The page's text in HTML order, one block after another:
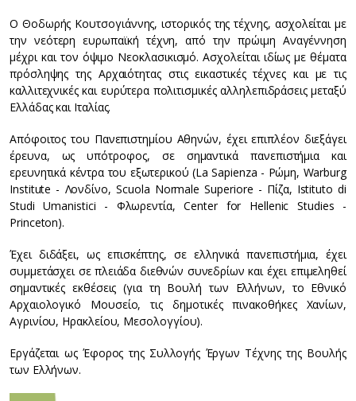
Ο Θοδωρής Κουτσογιάννης, ιστορικός της τέχνης, ασχολείται με
την νεότερη ευρωπαϊκή τέχνη, από την πρώιμη Αναγέννηση
μέχρι και τον όψιμο Νεοκλασικισμό. Ασχολείται ιδίως με θέματα
πρόσληψης της Αρχαιότητας στις εικαστικές τέχνες και με τις
καλλιτεχνικές και ευρύτερα πολιτισμικές αλληλεπιδράσεις μεταξύ
Ελλάδας και Ιταλίας.
Απόφοιτος του Πανεπιστημίου Αθηνών, έχει επιπλέον διεξάγει
έρευνα, ως υπότροφος, σε σημαντικά πανεπιστήμια και
ερευνητικά κέντρα του εξωτερικού (La Sapienza - Ρώμη, Warburg
Institute - Λονδίνο, Scuola Normale Superiore - Πίζα, Istituto di
Studi Umanistici - Φλωρεντία, Center for Hellenic Studies -
Princeton).
Έχει διδάξει, ως επισκέπτης, σε ελληνικά πανεπιστήμια, έχει
συμμετάσχει σε πλειάδα διεθνών συνεδρίων και έχει επιμεληθεί
σημαντικές εκθέσεις (για τη Βουλή των Ελλήνων, το Εθνικό
Αρχαιολογικό Μουσείο, τις δημοτικές πινακοθήκες Χανίων,
Αγρινίου, Ηρακλείου, Μεσολογγίου).
Εργάζεται ως Έφορος της Συλλογής Έργων Τέχνης της Βουλής
των Ελλήνων.